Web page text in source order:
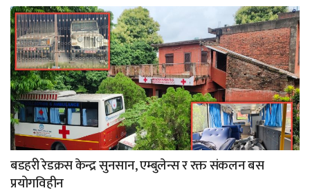
बडहरी रेडक्रस केन्द्र सुनसान, एम्बुलेन्स र रक्त संकलन बस
प्रयोगविहीन